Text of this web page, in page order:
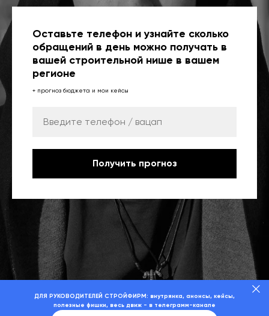
Оставьте телефон и узнайте сколько
обращений в день можно получать в
вашей строительной нише в вашем
регионе
+ прогноз бюджета и мои кейсы
Получить прогноз
ДЛЯ РУКОВОДИТЕЛЕЙ СТРОЙФИРМ: внутрянка, анонсы, кейсы,
полезные фишки, весь движ - в телеграмм-канале